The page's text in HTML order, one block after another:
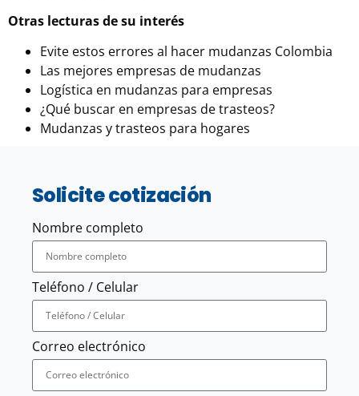
Otras lecturas de su interés
Evite estos errores al hacer mudanzas Colombia
Las mejores empresas de mudanzas
Logística en mudanzas para empresas
¿Qué buscar en empresas de trasteos?
Mudanzas y trasteos para hogares
Solicite cotización
Nombre completo
Teléfono / Celular
Correo electrónico